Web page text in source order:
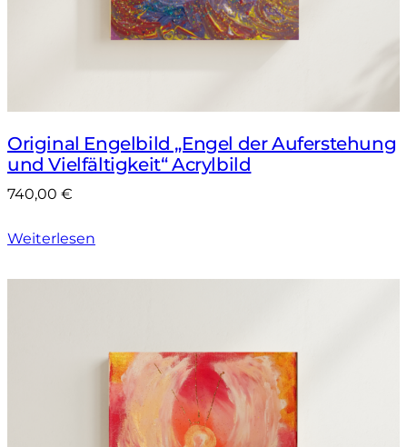
Original Engelbild „Engel der Auferstehung
und Vielfältigkeit“ Acrylbild
740,00 €
Weiterlesen